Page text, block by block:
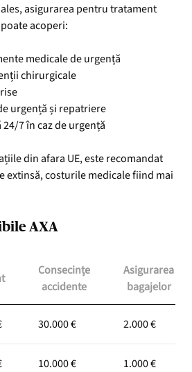
asigurarea pentru tratament
acoperi:
medicale de urgență
chirurgicale
urgență și repatriere
7 în caz de urgență
din afara UE, este recomandat
extinsă, costurile medicale fiind mai
AXA
Consecințe
accidente
Asigurarea
bagajelor
30.000 € 2.000 €
10.000 € 1.000 €